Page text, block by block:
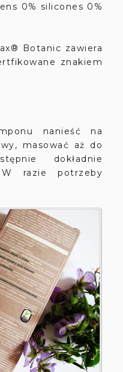
0% silicones 0%
Botanic zawiera
znakiem
nanieść na
masować aż do
dokładnie
razie potrzeby